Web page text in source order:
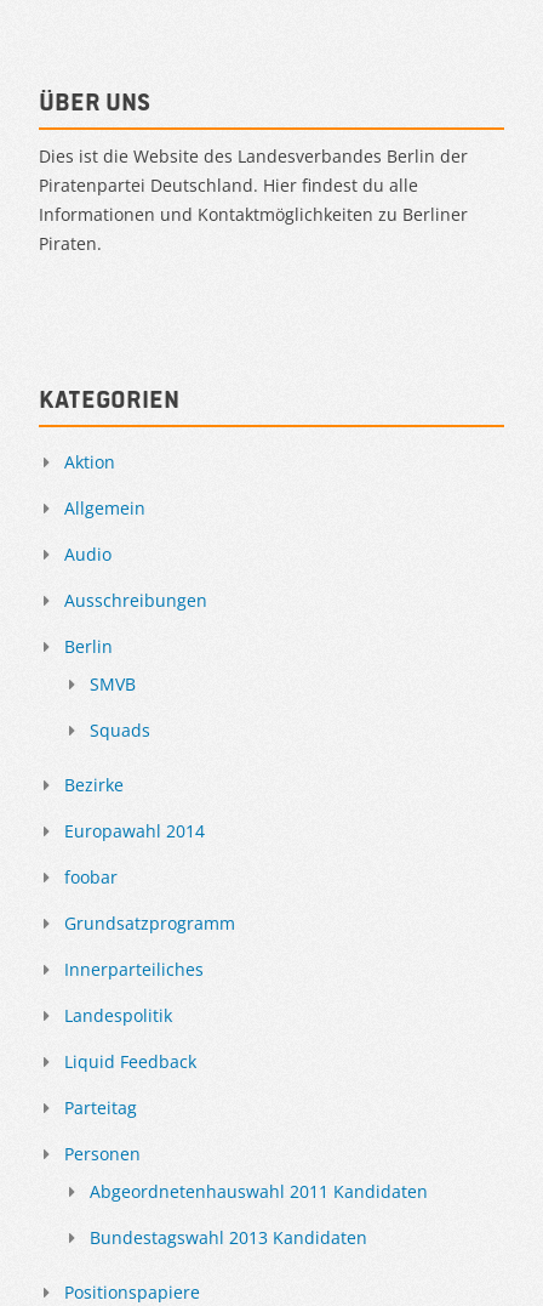
Über uns
Dies ist die Website des Landesverbandes Berlin der
Piratenpartei Deutschland. Hier findest du alle
Informationen und Kontaktmöglichkeiten zu Berliner
Piraten.
Kategorien
Aktion
Allgemein
Audio
Ausschreibungen
Berlin
SMVB
Squads
Bezirke
Europawahl 2014
foobar
Grundsatzprogramm
Innerparteiliches
Landespolitik
Liquid Feedback
Parteitag
Personen
Abgeordnetenhauswahl 2011 Kandidaten
Bundestagswahl 2013 Kandidaten
Positionspapiere